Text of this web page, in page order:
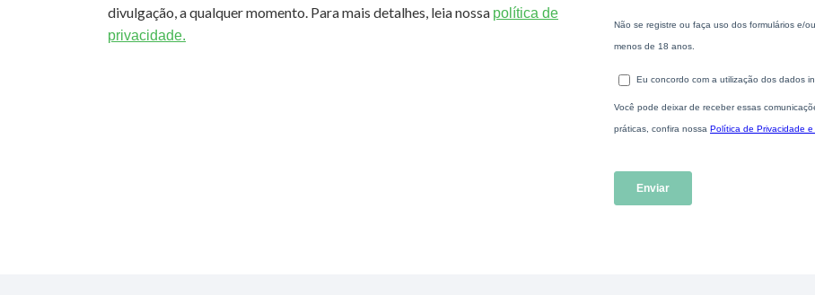
divulgação, a qualquer momento. Para mais detalhes, leia nossa política de
privacidade.